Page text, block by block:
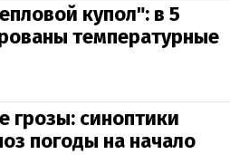
купол": в 5
температурные
грозы: синоптики
погоды на начало